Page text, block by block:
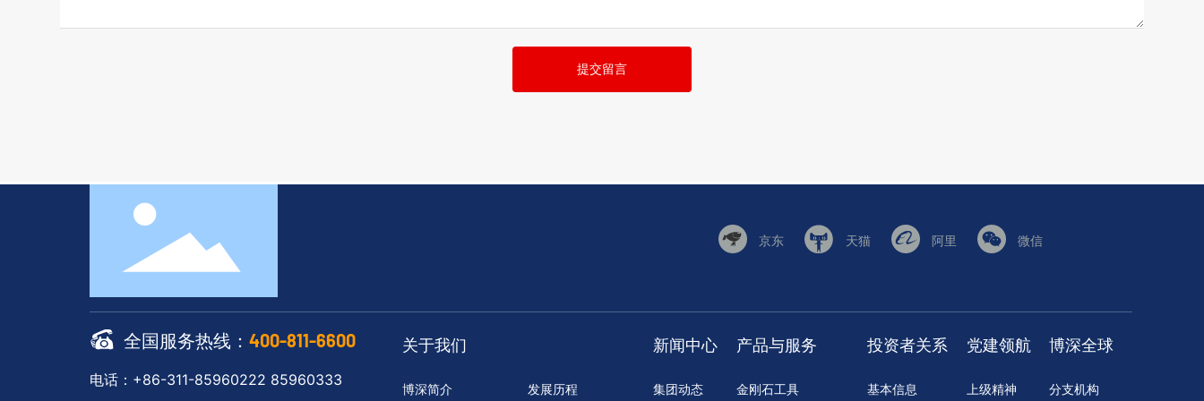
提交留言
京东 天猫 阿里 微信
全国服务热线： 400-811-6600
电话：+86-311-85960222 85960333
关于我们
博深简介 发展历程
新闻中心
集团动态
产品与服务
金刚石工具
投资者关系
基本信息
党建领航
上级精神
博深全球
分支机构